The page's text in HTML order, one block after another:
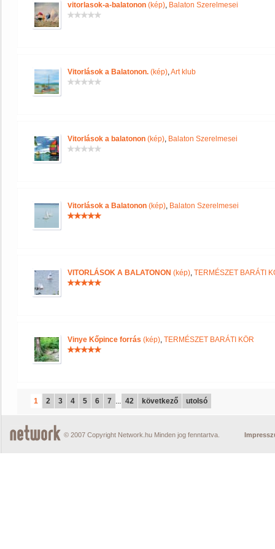
vitorlasok-a-balatonon (kép), Balaton Szerelmesei
Vitorlások a Balatonon. (kép),Art klub
Vitorlások a balatonon (kép), Balaton Szerelmesei
Vitorlások a Balatonon (kép), Balaton Szerelmesei
VITORLÁSOK A BALATONON (kép), TERMÉSZET BARÁTI
Vinye Kőpince forrás (kép), TERMÉSZET BARÁTI KÖR
1 2 3 4 5 6 7 ... 42 következő utolsó
© 2007 Copyright Network.hu Minden jog fenntartva.